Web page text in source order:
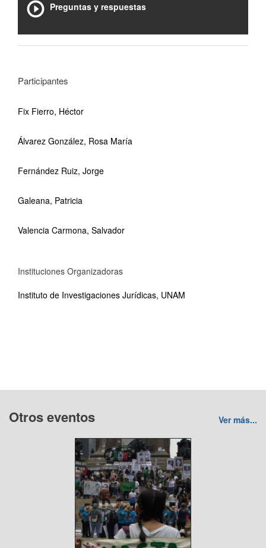
Preguntas y respuestas
Participantes
Fix Fierro, Héctor
Álvarez González, Rosa María
Fernández Ruiz, Jorge
Galeana, Patricia
Valencia Carmona, Salvador
Instituciones Organizadoras
Instituto de Investigaciones Jurídicas, UNAM
Otros eventos Ver más...